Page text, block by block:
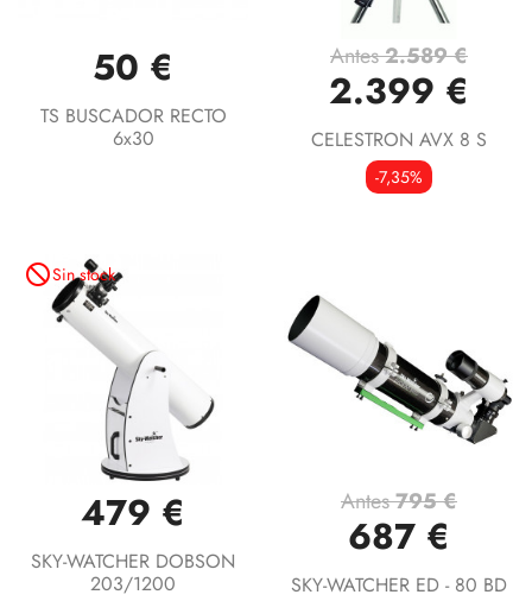
50 €
TS BUSCADOR RECTO
6x30
Antes2.589 €
2.399 €
CELESTRON AVX 8 S
-7,35%
not_interestedSin stock
479 €
SKY-WATCHER DOBSON
203/1200
Antes795 €
687 €
SKY-WATCHER ED - 80 BD